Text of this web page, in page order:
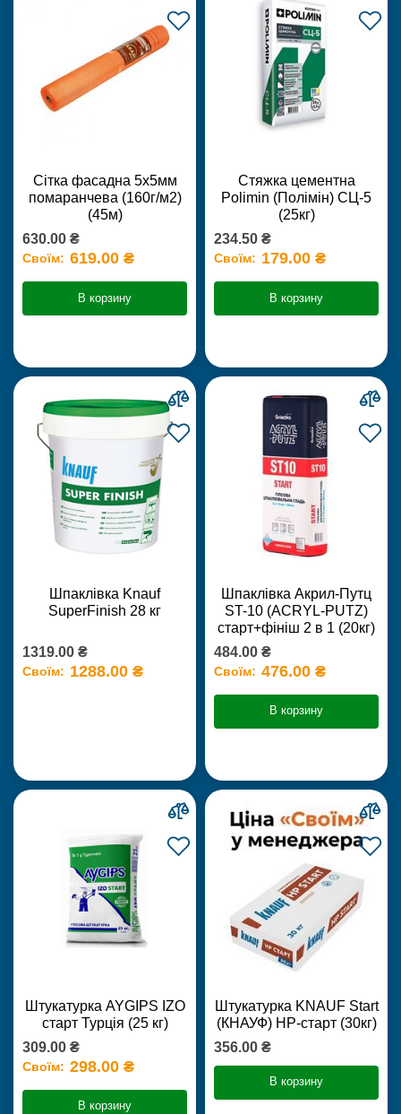
Сітка фасадна 5х5мм
помаранчева (160г/м2)
(45м)
630.00 ₴
Своїм: 619.00 ₴
В корзину
Стяжка цементна
Polimin (Полімін) СЦ-5
(25кг)
234.50 ₴
Своїм: 179.00 ₴
В корзину
Шпаклівка Knauf
SuperFinish 28 кг
1319.00 ₴
Своїм: 1288.00 ₴
Шпаклівка Акрил-Путц
ST-10 (ACRYL-PUTZ)
старт+фініш 2 в 1 (20кг)
484.00 ₴
Своїм: 476.00 ₴
В корзину
Штукатурка AYGIPS IZO
старт Турція (25 кг)
309.00 ₴
Своїм: 298.00 ₴
В корзину
Штукатурка KNAUF Start
(КНАУФ) НР-старт (30кг)
356.00 ₴
В корзину